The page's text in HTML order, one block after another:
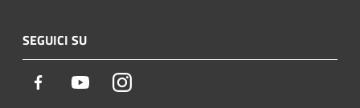
SEGUICI SU
Facebook YoutubeInstagram